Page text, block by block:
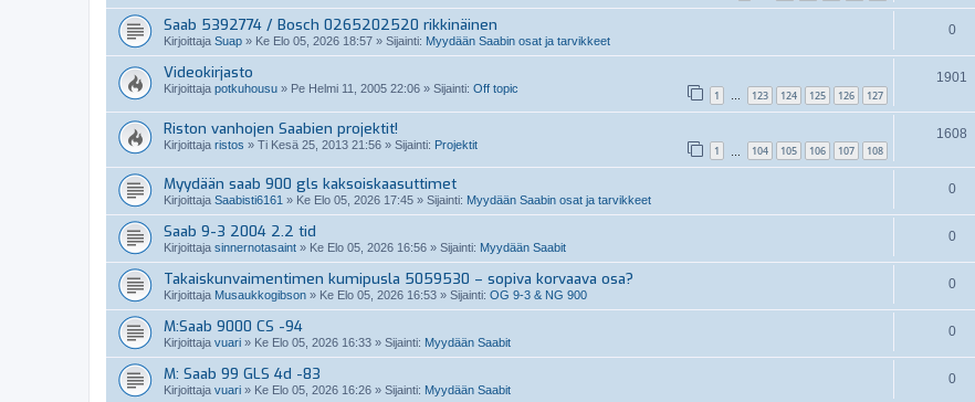
Saab 5392774 / Bosch 0265202520 rikkinäinen
Kirjoittaja Suap » Ke Elo 05, 2026 18:57 » Sijainti: Myydään Saabin osat ja tarvikkeet
0
Videokirjasto
Kirjoittaja potkuhousu » Pe Helmi 11, 2005 22:06 » Sijainti: Off topic 1 … 123 124 125 126 127
1901
Riston vanhojen Saabien projektit!
Kirjoittaja ristos » Ti Kesä 25, 2013 21:56 » Sijainti: Projektit 1 104 105 106 107 108
1608
Myydään saab 900 gls kaksoiskaasuttimet
Kirjoittaja Saabisti6161 » Ke Elo 05, 2026 17:45 » Sijainti: Myydään Saabin osat ja tarvikkeet
0
Saab 9-3 2004 2.2 tid
Kirjoittaja sinnernotasaint » Ke Elo 05, 2026 16:56 » Sijainti: Myydään Saabit
0
Takaiskunvaimentimen kumipusla 5059530 – sopiva korvaava osa?
Kirjoittaja Musaukkogibson » Ke Elo 05, 2026 16:53 » Sijainti: OG 9-3 & NG 900
0
M:Saab 9000 CS -94
Kirjoittaja vuari » Ke Elo 05, 2026 16:33 » Sijainti: Myydään Saabit
0
M: Saab 99 GLS 4d -83
Kirjoittaja vuari » Ke Elo 05, 2026 16:26 » Sijainti: Myydään Saabit
0